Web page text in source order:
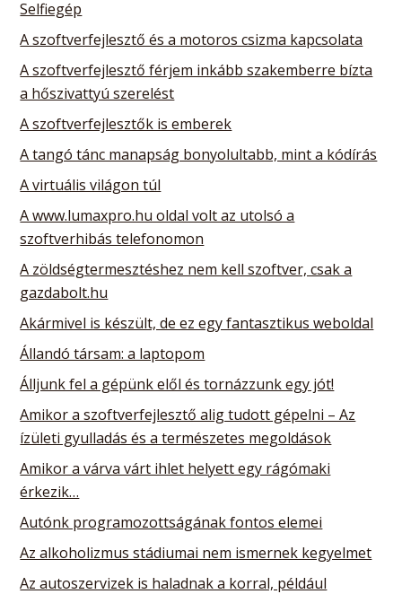
Selfiegép
A szoftverfejlesztő és a motoros csizma kapcsolata
A szoftverfejlesztő férjem inkább szakemberre bízta
a hőszivattyú szerelést
A szoftverfejlesztők is emberek
A tangó tánc manapság bonyolultabb, mint a kódírás
A virtuális világon túl
A www.lumaxpro.hu oldal volt az utolsó a
szoftverhibás telefonomon
A zöldségtermesztéshez nem kell szoftver, csak a
gazdabolt.hu
Akármivel is készült, de ez egy fantasztikus weboldal
Állandó társam: a laptopom
Álljunk fel a gépünk elől és tornázzunk egy jót!
Amikor a szoftverfejlesztő alig tudott gépelni – Az
ízületi gyulladás és a természetes megoldások
Amikor a várva várt ihlet helyett egy rágómaki
érkezik…
Autónk programozottságának fontos elemei
Az alkoholizmus stádiumai nem ismernek kegyelmet
Az autoszervizek is haladnak a korral, például